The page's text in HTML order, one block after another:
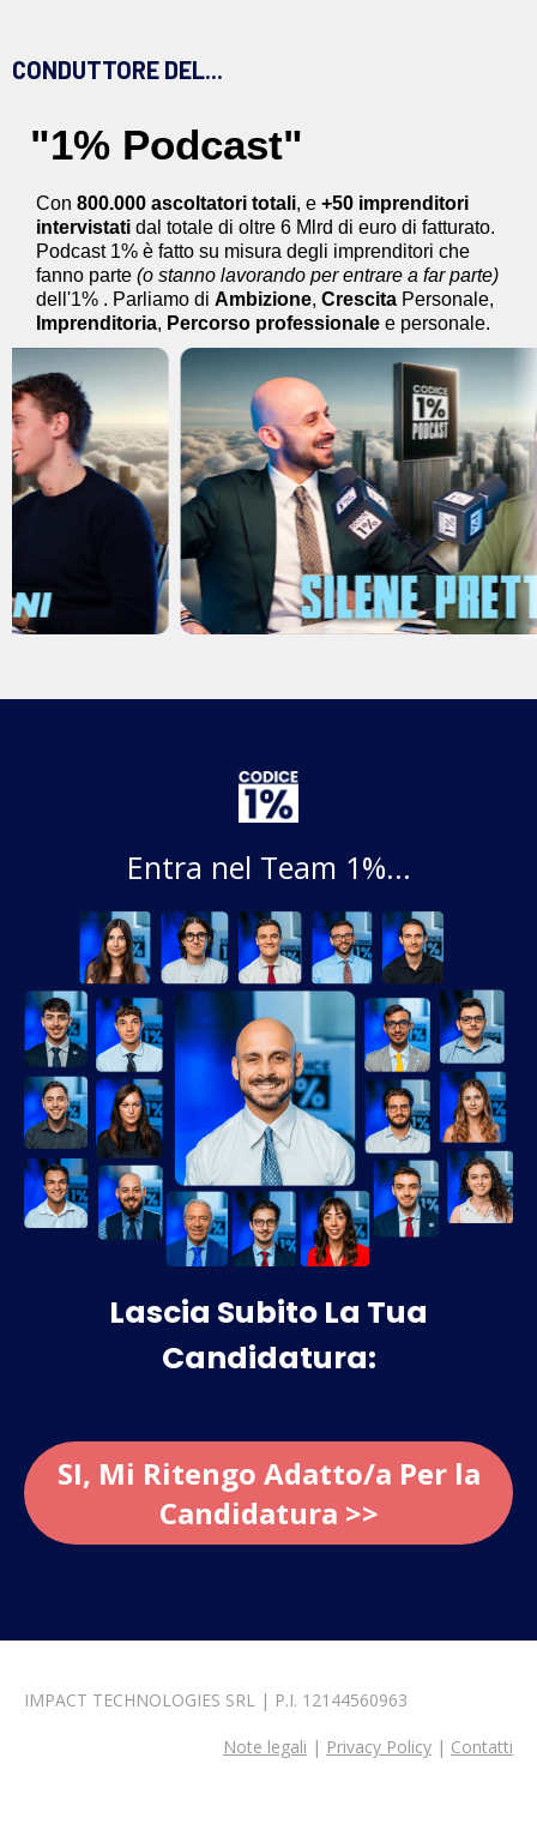
CONDUTTORE DEL...
"1% Podcast"
Con 800.000 ascoltatori totali, e +50 imprenditori
intervistati dal totale di oltre 6 Mlrd di euro di fatturato.
Podcast 1% è fatto su misura degli imprenditori che
fanno parte (o stanno lavorando per entrare a far parte)
dell'1% . Parliamo di Ambizione, Crescita Personale,
Imprenditoria, Percorso professionale e personale.
Entra nel Team 1%...
Lascia Subito La Tua
Candidatura:
SI, Mi Ritengo Adatto/a Per la
Candidatura >>
IMPACT TECHNOLOGIES SRL | P.I. 12144560963
Note legali | Privacy Policy | Contatti